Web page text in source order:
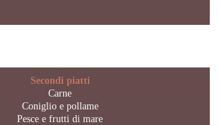
Secondi piatti
Carne
Coniglio e pollame
Pesce e frutti di mare